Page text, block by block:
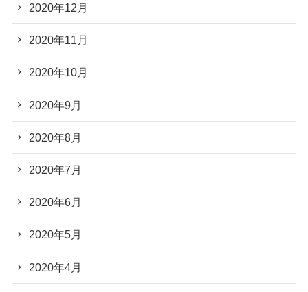
2020年12月
2020年11月
2020年10月
2020年9月
2020年8月
2020年7月
2020年6月
2020年5月
2020年4月